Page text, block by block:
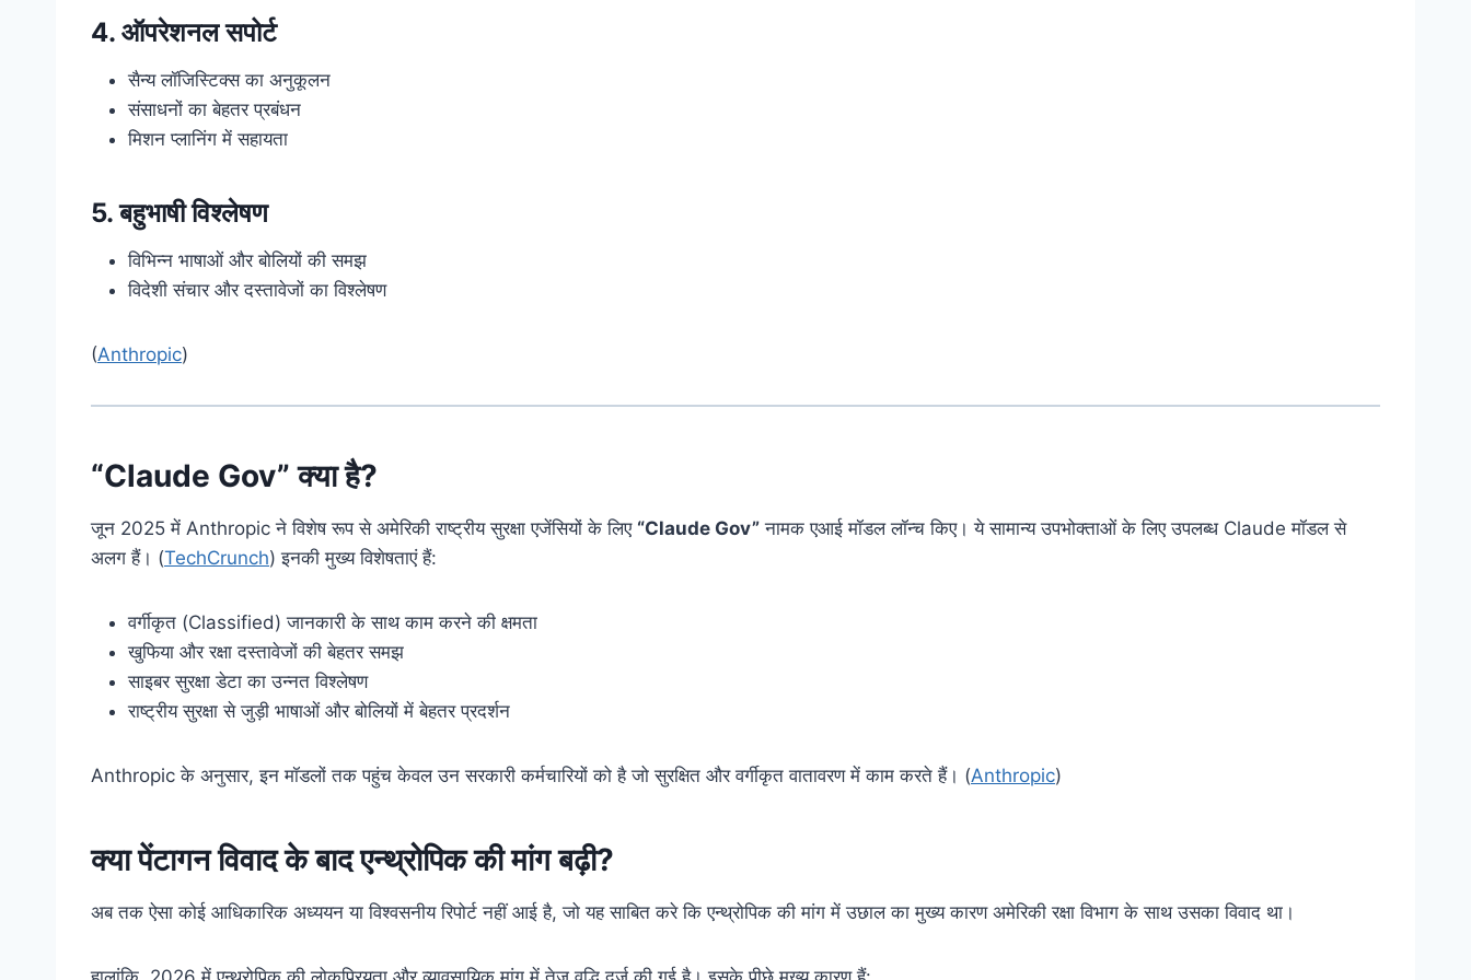
4. ऑपरेशनल सपोर्ट
सैन्य लॉजिस्टिक्स का अनुकूलन
संसाधनों का बेहतर प्रबंधन
मिशन प्लानिंग में सहायता
5. बहुभाषी विश्लेषण
विभिन्न भाषाओं और बोलियों की समझ
विदेशी संचार और दस्तावेजों का विश्लेषण
(Anthropic)
“Claude Gov” क्या है?
जून 2025 में Anthropic ने विशेष रूप से अमेरिकी राष्ट्रीय सुरक्षा एजेंसियों के लिए “Claude Gov” नामक एआई मॉडल लॉन्च किए। ये सामान्य उपभोक्ताओं के लिए उपलब्ध Claude मॉडल से
अलग हैं। (TechCrunch) इनकी मुख्य विशेषताएं हैं:
वर्गीकृत (Classified) जानकारी के साथ काम करने की क्षमता
खुफिया और रक्षा दस्तावेजों की बेहतर समझ
साइबर सुरक्षा डेटा का उन्नत विश्लेषण
राष्ट्रीय सुरक्षा से जुड़ी भाषाओं और बोलियों में बेहतर प्रदर्शन
Anthropic के अनुसार, इन मॉडलों तक पहुंच केवल उन सरकारी कर्मचारियों को है जो सुरक्षित और वर्गीकृत वातावरण में काम करते हैं। (Anthropic)
क्या पेंटागन विवाद के बाद एन्थ्रोपिक की मांग बढ़ी?
अब तक ऐसा कोई आधिकारिक अध्ययन या विश्वसनीय रिपोर्ट नहीं आई है, जो यह साबित करे कि एन्थ्रोपिक की मांग में उछाल का मुख्य कारण अमेरिकी रक्षा विभाग के साथ उसका विवाद था।